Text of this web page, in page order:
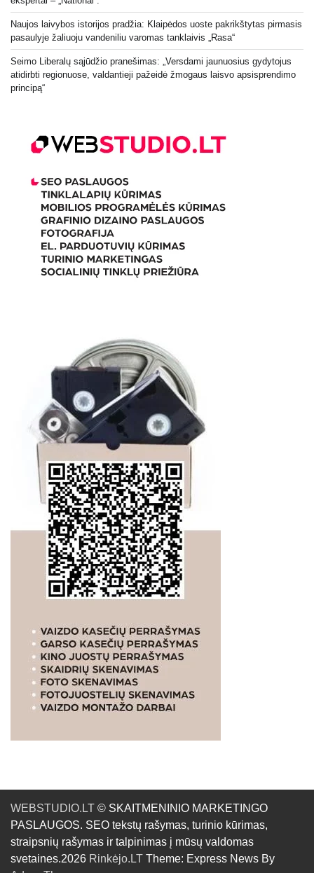
Naujos laivybos istorijos pradžia: Klaipėdos uoste pakrikštytas pirmasis
pasaulyje žaliuoju vandeniliu varomas tanklaivis „Rasa“
Seimo Liberalų sąjūdžio pranešimas: „Versdami jaunuosius gydytojus
atidirbti regionuose, valdantieji pažeidė žmogaus laisvo apsisprendimo
principą“
WEBSTUDIO.LT © SKAITMENINIO MARKETINGO
PASLAUGOS. SEO tekstų rašymas, turinio kūrimas,
straipsnių rašymas ir talpinimas į mūsų valdomas
svetaines.2026 Rinkėjo.LT Theme: Express News By